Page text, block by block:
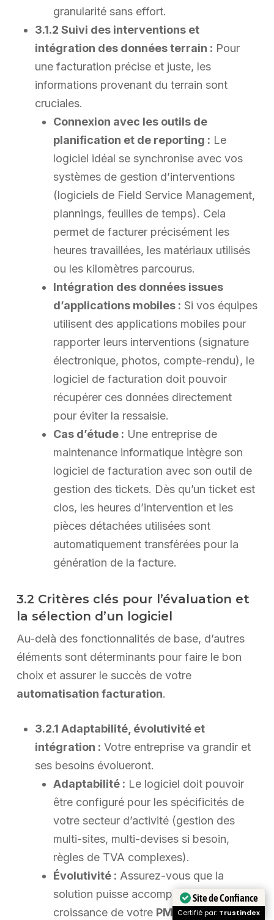
granularité sans effort.
3.1.2 Suivi des interventions et
intégration des données terrain : Pour
une facturation précise et juste, les
informations provenant du terrain sont
cruciales.
Connexion avec les outils de
planification et de reporting : Le
logiciel idéal se synchronise avec vos
systèmes de gestion d’interventions
(logiciels de Field Service Management,
plannings, feuilles de temps). Cela
permet de facturer précisément les
heures travaillées, les matériaux utilisés
ou les kilomètres parcourus.
Intégration des données issues
d’applications mobiles : Si vos équipes
utilisent des applications mobiles pour
rapporter leurs interventions (signature
électronique, photos, compte-rendu), le
logiciel de facturation doit pouvoir
récupérer ces données directement
pour éviter la ressaisie.
Cas d’étude : Une entreprise de
maintenance informatique intègre son
logiciel de facturation avec son outil de
gestion des tickets. Dès qu’un ticket est
clos, les heures d’intervention et les
pièces détachées utilisées sont
automatiquement transférées pour la
génération de la facture.
3.2 Critères clés pour l’évaluation et
la sélection d’un logiciel
Au-delà des fonctionnalités de base, d’autres
éléments sont déterminants pour faire le bon
choix et assurer le succès de votre
automatisation facturation.
3.2.1 Adaptabilité, évolutivité et
intégration : Votre entreprise va grandir et
ses besoins évolueront.
Adaptabilité : Le logiciel doit pouvoir
être configuré pour les spécificités de
votre secteur d’activité (gestion des
multi-sites, multi-devises si besoin,
règles de TVA complexes).
Évolutivité : Assurez-vous que la
solution puisse accompagner la
croissance de votre PME
Site de Confiance
Certifié par: Trustindex